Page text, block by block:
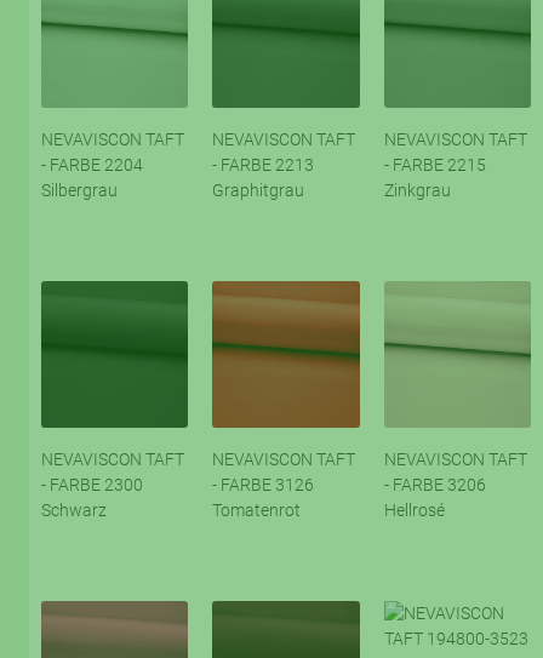
NEVAVISCON TAFT
- FARBE 2204
Silbergrau
NEVAVISCON TAFT
- FARBE 2213
Graphitgrau
NEVAVISCON TAFT
- FARBE 2215
Zinkgrau
NEVAVISCON TAFT
- FARBE 2300
Schwarz
NEVAVISCON TAFT
- FARBE 3126
Tomatenrot
NEVAVISCON TAFT
- FARBE 3206
Hellrosé